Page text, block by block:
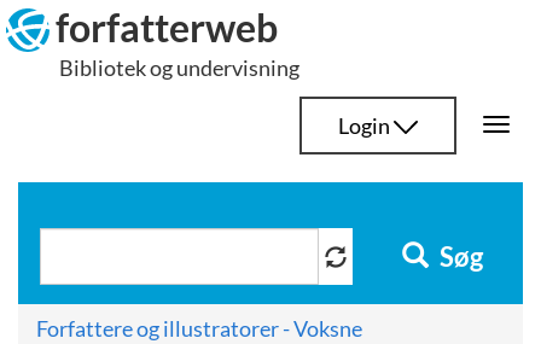
Hop
til
indhold
forfatterweb
Bibliotek og undervisning
Login
Søg
Forfattere og illustratorer - Voksne